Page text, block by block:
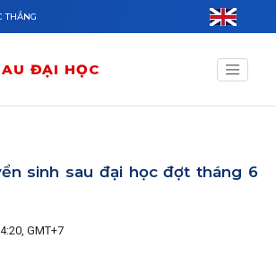
THẮNG
ĐẠI HỌC
sinh sau đại học đợt tháng 6
GMT+7